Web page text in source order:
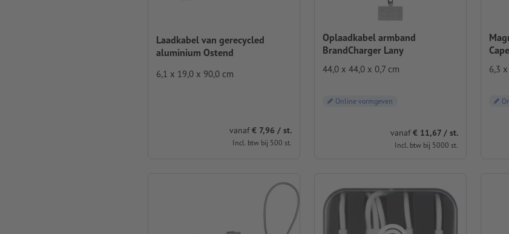
Laadkabel van gerecycled
aluminium Ostend
6,1 x 19,0 x 90,0 cm
vanaf€ 7,96 / st.
Incl. btw bij 500 st.
Oplaadkabel armband
BrandCharger Lany
44,0 x 44,0 x 0,7 cm
Online vormgeven
vanaf€ 11,67 / st.
Incl. btw bij 5000 st.
6,3